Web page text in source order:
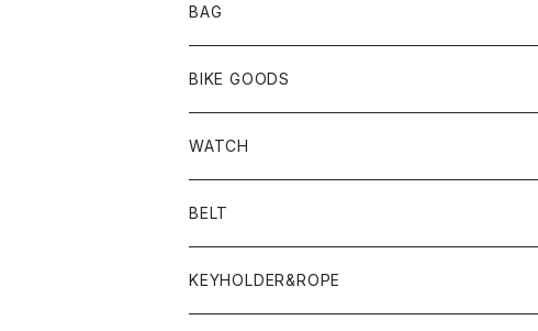
BAG
BIKE GOODS
WATCH
BELT
KEYHOLDER&ROPE